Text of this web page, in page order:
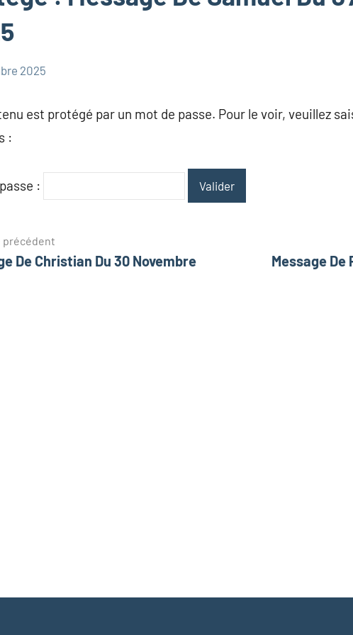
2025
est protégé par un mot de passe. Pour le voir, veuillez
:
:
précédent
De Christian Du 30 Novembre
Message De